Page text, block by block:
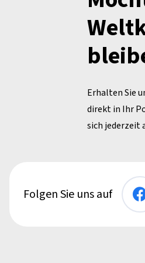
Erhalten Sie
direkt in Ihr
sich jederzeit
Folgen Sie uns auf